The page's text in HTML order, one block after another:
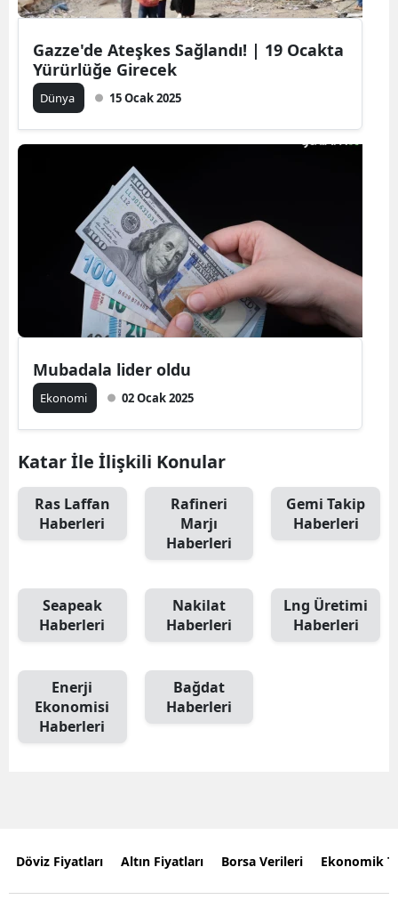
Gazze'de Ateşkes Sağlandı! | 19 Ocakta
Yürürlüğe Girecek
Dünya 15 Ocak 2025
Mubadala lider oldu
Ekonomi 02 Ocak 2025
Katar İle İlişkili Konular
Ras Laffan
Haberleri
Rafineri
Marjı
Haberleri
Gemi Takip
Haberleri
Seapeak
Haberleri
Nakilat
Haberleri
Lng Üretimi
Haberleri
Enerji
Ekonomisi
Haberleri
Bağdat
Haberleri
Döviz Fiyatları Altın Fiyatları Borsa Verileri Ekonomik